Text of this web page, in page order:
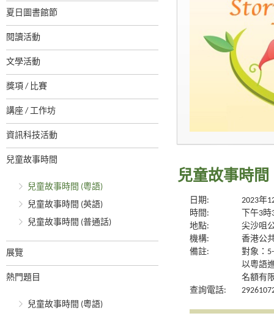
夏日圖書館節
閱讀活動
文學活動
獎項 / 比賽
講座 / 工作坊
資訊科技活動
兒童故事時間
兒童故事時間 (粵語)
兒童故事時間 (英語)
兒童故事時間 (普通話)
展覽
熱門題目
兒童故事時間 (粵語)
兒童故事時間
日期:
2023年
時間:
下午3
地點:
尖沙咀
機構:
香港公
備註:
對象：
以粵語
名額有
查詢電話: